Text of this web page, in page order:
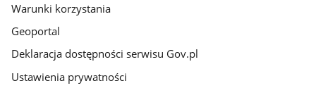
Warunki korzystania
Geoportal
Deklaracja dostępności serwisu Gov.pl
Ustawienia prywatności